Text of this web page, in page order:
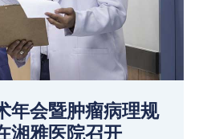
年会暨肿瘤病理规
湘雅医院召开